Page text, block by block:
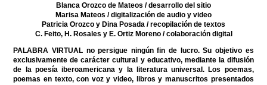
Blanca Orozco de Mateos / desarrollo del sitio
Marisa Mateos / digitalización de audio y video
Patricia Orozco y Dina Posada / recopilación de textos
C. Feito, H. Rosales y E. Ortiz Moreno/ colaboración digital
PALABRA VIRTUAL no persigue ningún fin de lucro. Su objetivo es
exclusivamente de carácter cultural y educativo, mediante la difusión
de la poesía iberoamericana y la literatura universal. Los poemas,
poemas en texto, con voz y video, libros y manuscritos presentados